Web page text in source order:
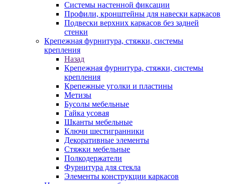
Системы настенной фиксации
Профили, кронштейны для навески каркасов
Подвески верхних каркасов без задней
стенки
Крепежная фурнитура, стяжки, системы
крепления
Назад
Крепежная фурнитура, стяжки, системы
крепления
Крепежные уголки и пластины
Метизы
Бусолы мебельные
Гайка усовая
Шканты мебельные
Ключи шестигранники
Декоративные элементы
Стяжки мебельные
Полкодержатели
Фурнитура для стекла
Элементы конструкции каркасов